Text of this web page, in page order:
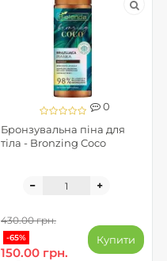
0
Бронзувальна піна для
тіла - Bronzing Coco
430.00 грн.
-65%
150.00 грн.
Купити